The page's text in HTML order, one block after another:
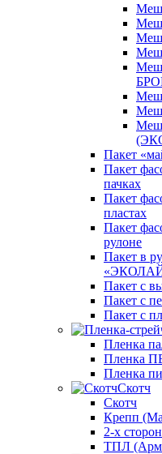
Пакет
Пакет
пачках
Пакет
пластах
Пакет
рулоне
Пакет в
Пакет с
Пакет с
Пакет с
Пленка
Пленка
Пленка
Скотч
Скотч
Крепп
2-х
ТПЛ